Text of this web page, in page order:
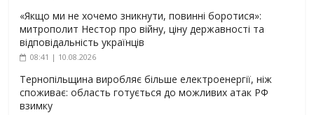
«Якщо ми не хочемо зникнути, повинні боротися»:
митрополит Нестор про війну, ціну державності та
відповідальність українців
08:41 | 10.08.2026
Тернопільщина виробляє більше електроенергії, ніж
споживає: область готується до можливих атак РФ
взимку